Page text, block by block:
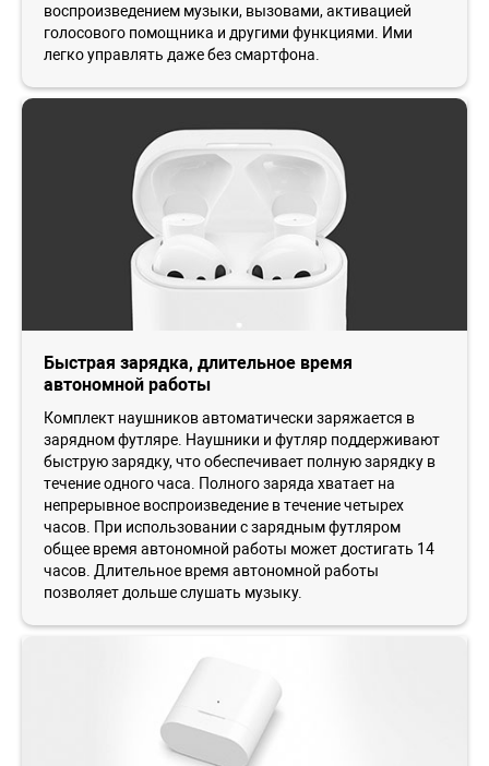
воспроизведением музыки, вызовами, активацией
голосового помощника и другими функциями. Ими
легко управлять даже без смартфона.
Быстрая зарядка, длительное время
автономной работы
Комплект наушников автоматически заряжается в
зарядном футляре. Наушники и футляр поддерживают
быструю зарядку, что обеспечивает полную зарядку в
течение одного часа. Полного заряда хватает на
непрерывное воспроизведение в течение четырех
часов. При использовании с зарядным футляром
общее время автономной работы может достигать 14
часов. Длительное время автономной работы
позволяет дольше слушать музыку.